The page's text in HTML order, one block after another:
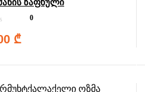
ზაფხული
0
₾